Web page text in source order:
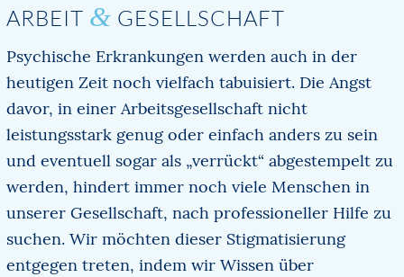
ARBEIT & GESELLSCHAFT
Psychische Erkrankungen werden auch in der
heutigen Zeit noch vielfach tabuisiert. Die Angst
davor, in einer Arbeitsgesellschaft nicht
leistungsstark genug oder einfach anders zu sein
und eventuell sogar als „verrückt“ abgestempelt zu
werden, hindert immer noch viele Menschen in
unserer Gesellschaft, nach professioneller Hilfe zu
suchen. Wir möchten dieser Stigmatisierung
entgegen treten, indem wir Wissen über